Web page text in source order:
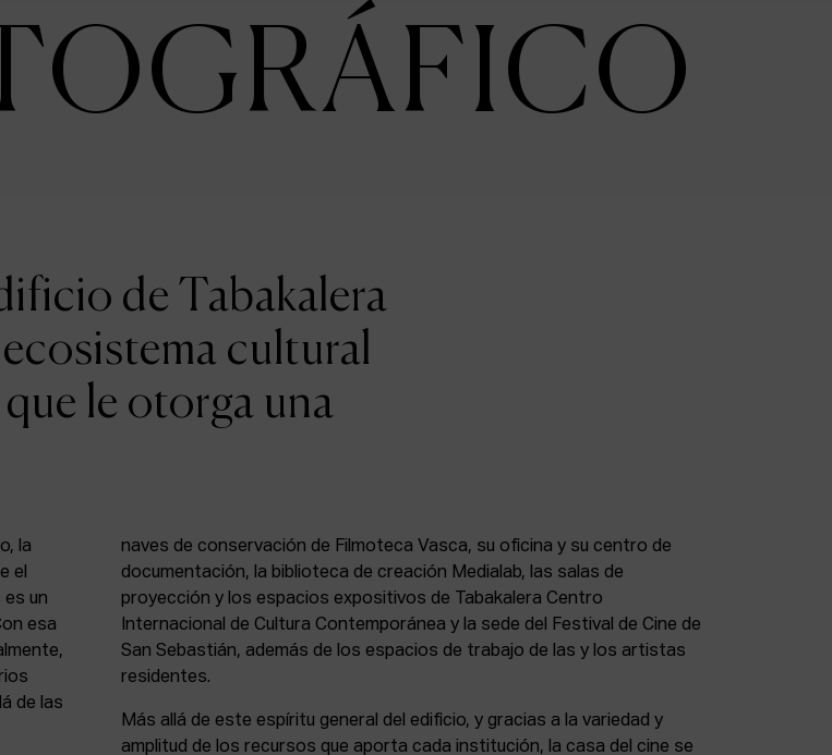
de Tabakalera
cultural
le otorga una
la
el
es un
esa
de las
naves de conservación de Filmoteca Vasca, su oficina y su centro de
documentación, la biblioteca de creación Medialab, las salas de
proyección y los espacios expositivos de Tabakalera Centro
Internacional de Cultura Contemporánea y la sede del Festival de Cine de
San Sebastián, además de los espacios de trabajo de las y los artistas
residentes.
Más allá de este espíritu general del edificio, y gracias a la variedad y
amplitud de los recursos que aporta cada institución, la casa del cine se